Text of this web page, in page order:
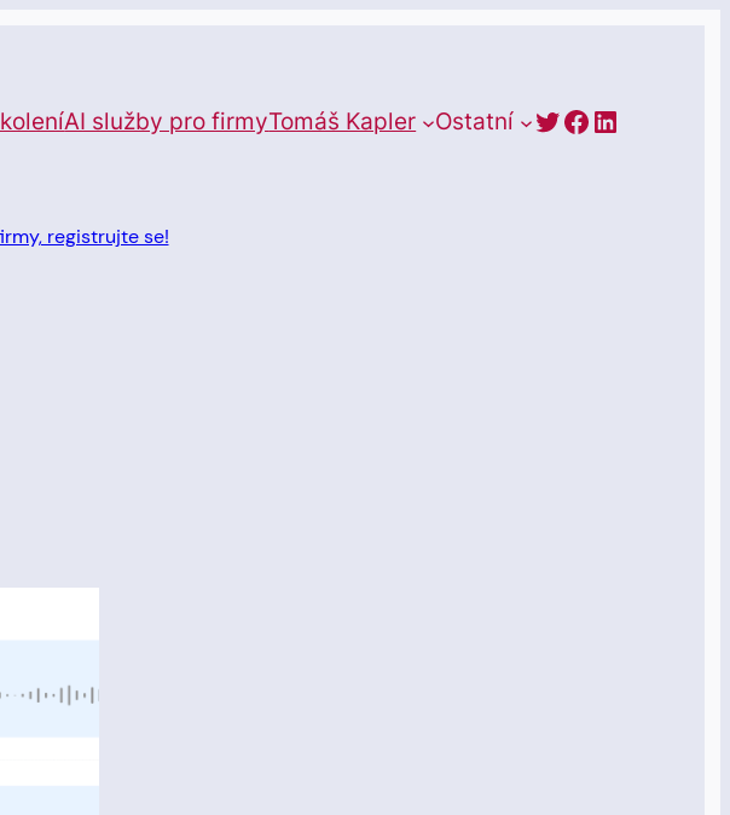
AI služby pro firmyTomáš Kapler Ostatní https://
Facebook
LinkedIn
registrujte se!